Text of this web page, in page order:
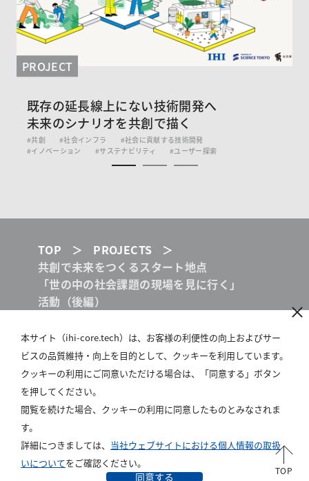
本サイト（ihi-core.tech）は、お客様の利便性の向上およびサー
ビスの品質維持・向上を目的として、クッキーを利用しています。
クッキーの利用にご同意いただける場合は、「同意する」ボタン
を押してください。
閲覧を続けた場合、クッキーの利用に同意したものとみなされま
す。
詳細につきましては、 当社ウェブサイトにおける個人情報の取扱
いについてをご確認ください。
同意する
PROJECT
既存の延長線上にない技術開発へ
未来のシナリオを共創で描く
#共創 #社会インフラ
#社会に貢献する技術開発
#イノベーション
#サステナビリティ #ユーザー探索
TOP
PROJECTS
共創で未来をつくるスタート地点
「世の中の社会課題の現場を見に行く」
活動（後編）
TOP
IHI GROUP
SITE POLICY
PRIVACY POLICY
ABOUT US
All rights reserved, Copyright © IHI Corporation